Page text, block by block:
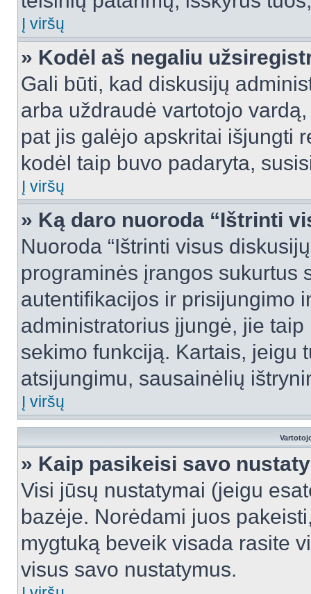
Į viršų
» Kodėl aš negaliu
Gali būti, kad diskusijų
arba uždraudė vartotojo
pat jis galėjo apskritai išjungti
kodėl taip buvo padaryta,
Į viršų
» Ką daro nuoroda “Ištrinti
Nuoroda “Ištrinti visus
programinės įrangos sukurtus
autentifikacijos ir prisijungimo
administratorius įjungė, jie
sekimo funkciją. Kartais, jeigu
atsijungimu, sausainėlių
Į viršų
» Kaip pasikeisi savo
Visi jūsų nustatymai (jeigu
bazėje. Norėdami juos
mygtuką beveik visada rasite
visus savo nustatymus.